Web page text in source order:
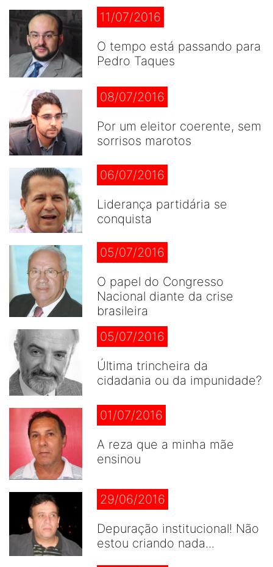
11/07/2016
O tempo está passando para
Pedro Taques
08/07/2016
Por um eleitor coerente, sem
sorrisos marotos
06/07/2016
Liderança partidária se
conquista
05/07/2016
O papel do Congresso
Nacional diante da crise
brasileira
05/07/2016
Última trincheira da
cidadania ou da impunidade?
01/07/2016
A reza que a minha mãe
ensinou
29/06/2016
Depuração institucional! Não
estou criando nada...